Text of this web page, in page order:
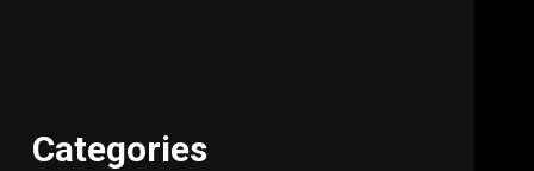
Categories